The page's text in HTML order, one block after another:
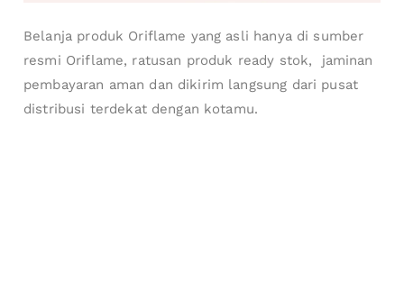
Belanja produk Oriflame yang asli hanya di sumber
resmi Oriflame, ratusan produk ready stok, jaminan
pembayaran aman dan dikirim langsung dari pusat
distribusi terdekat dengan kotamu.